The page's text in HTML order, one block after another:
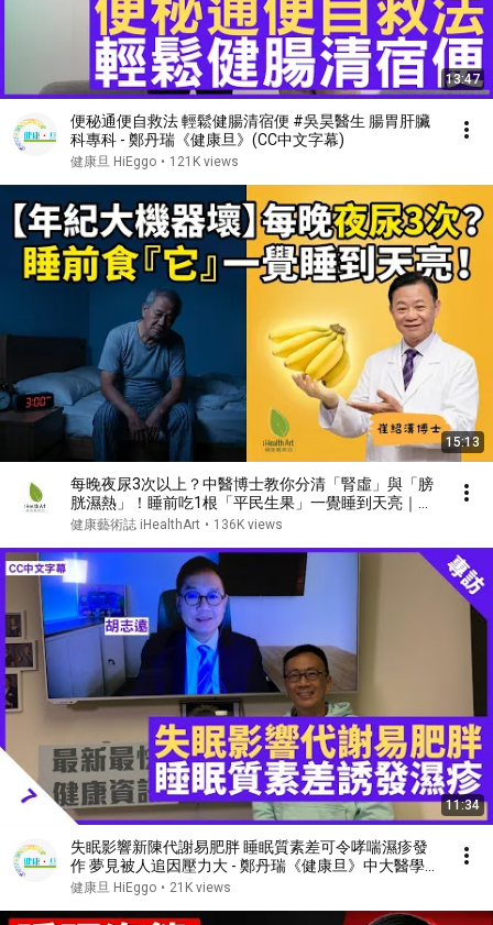
13:47
便秘通便自救法 輕鬆健腸清宿便 #吳昊醫生 腸胃肝臟
科專科 - 鄭丹瑞《健康旦》(CC中文字幕)
健康旦 HiEggo • 121K views
15:13
每晚夜尿3次以上？中醫博士教你分清「腎虛」與「膀
胱濕熱」！睡前吃1根「平民生果」一覺睡到天亮｜崔
紹漢博士
健康藝術誌 iHealthArt • 136K views
11:34
失眠影響新陳代謝易肥胖 睡眠質素差可令哮喘濕疹發
作 夢見被人追因壓力大 - 鄭丹瑞《健康旦》中大醫學院
腸胃及肝臟科教授 #胡志遠 Part 7 (CC中文字幕)
健康旦 HiEggo • 21K views